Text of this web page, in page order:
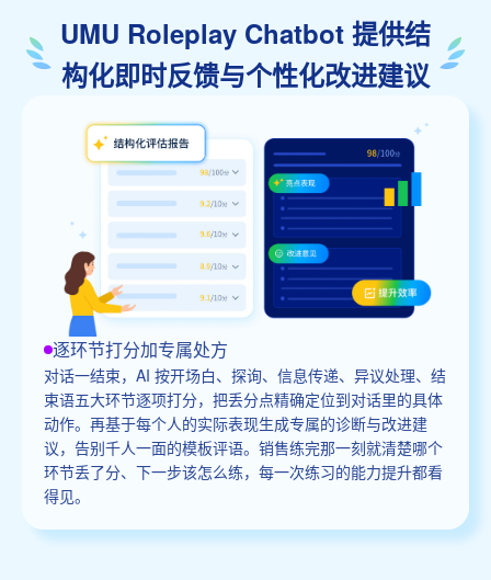
UMU Roleplay Chatbot 提供结
构化即时反馈与个性化改进建议
逐环节打分加专属处方
对话一结束，AI 按开场白、探询、信息传递、异议处理、结
束语五大环节逐项打分，把丢分点精确定位到对话里的具体
动作。再基于每个人的实际表现生成专属的诊断与改进建
议，告别千人一面的模板评语。销售练完那一刻就清楚哪个
环节丢了分、下一步该怎么练，每一次练习的能力提升都看
得见。